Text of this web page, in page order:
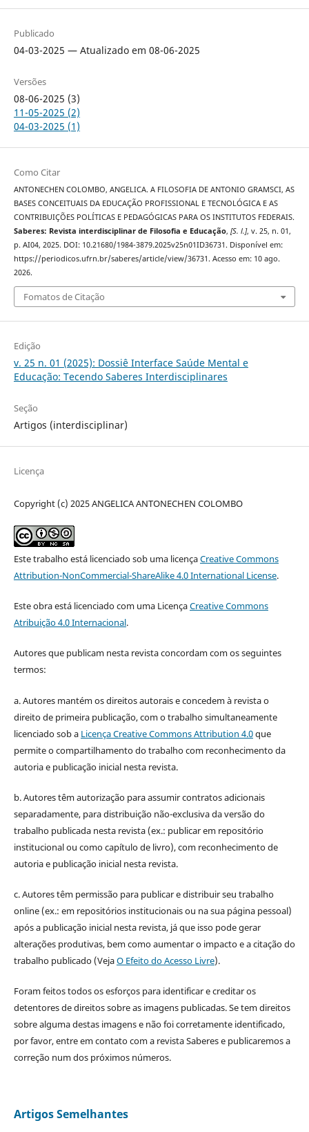
Publicado
04-03-2025 — Atualizado em 08-06-2025
Versões
08-06-2025 (3)
11-05-2025 (2)
04-03-2025 (1)
Como Citar
ANTONECHEN COLOMBO, ANGELICA. A FILOSOFIA DE ANTONIO GRAMSCI, AS
BASES CONCEITUAIS DA EDUCAÇÃO PROFISSIONAL E TECNOLÓGICA E AS
CONTRIBUIÇÕES POLÍTICAS E PEDAGÓGICAS PARA OS INSTITUTOS FEDERAIS.
Saberes: Revista interdisciplinar de Filosofia e Educação, [S. l.], v. 25, n. 01,
p. AI04, 2025. DOI: 10.21680/1984-3879.2025v25n01ID36731. Disponível em:
https://periodicos.ufrn.br/saberes/article/view/36731. Acesso em: 10 ago.
2026.
Fomatos de Citação
Edição
v. 25 n. 01 (2025): Dossiê Interface Saúde Mental e
Educação: Tecendo Saberes Interdisciplinares
Seção
Artigos (interdisciplinar)
Licença
Copyright (c) 2025 ANGELICA ANTONECHEN COLOMBO
Este trabalho está licenciado sob uma licençaCreative Commons
Attribution-NonCommercial-ShareAlike 4.0 International License.
Este obra está licenciado com uma LicençaCreative Commons
Atribuição 4.0 Internacional.
Autores que publicam nesta revista concordam com os seguintes
termos:
a. Autores mantém os direitos autorais e concedem à revista o
direito de primeira publicação, com o trabalho simultaneamente
licenciado sob a Licença Creative Commons Attribution 4.0que
permite o compartilhamento do trabalho com reconhecimento da
autoria e publicação inicial nesta revista.
b. Autores têm autorização para assumir contratos adicionais
separadamente, para distribuição não-exclusiva da versão do
trabalho publicada nesta revista (ex.: publicar em repositório
institucional ou como capítulo de livro), com reconhecimento de
autoria e publicação inicial nesta revista.
c. Autores têm permissão para publicar e distribuir seu trabalho
online (ex.: em repositórios institucionais ou na sua página pessoal)
após a publicação inicial nesta revista, já que isso pode gerar
alterações produtivas, bem como aumentar o impacto e a citação do
trabalho publicado (VejaO Efeito do Acesso Livre).
Foram feitos todos os esforços para identificar e creditar os
detentores de direitos sobre as imagens publicadas. Se tem direitos
sobre alguma destas imagens e não foi corretamente identificado,
por favor, entre em contato com a revista Saberes e publicaremos a
correção num dos próximos números.
Artigos Semelhantes